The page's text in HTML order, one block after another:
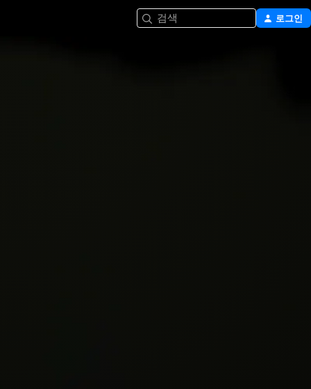
검색 로그인